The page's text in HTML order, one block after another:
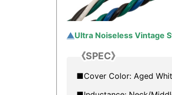
▲Ultra Noiseless Vintage
《SPEC》
■Cover Color: Aged